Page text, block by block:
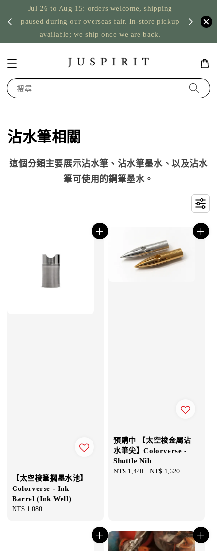
shipping
fair. In-store pickup
we are back.
US orders: taxes prepaid up to USD
nothing to pay on delivery
搜尋
沾水筆相關
這個分類主要展示沾水筆、沾水筆墨水、以及沾水
筆可使用的鋼筆墨水。
【太空梭筆擱墨水池】
Colorverse - Ink
Barrel (Ink Well)
Regular
NT$ 1,080
預購中 【太空梭金屬沾
水筆尖】Colorverse -
Shuttle Nib
Regular
NT$ 1,440 - NT$ 1,620